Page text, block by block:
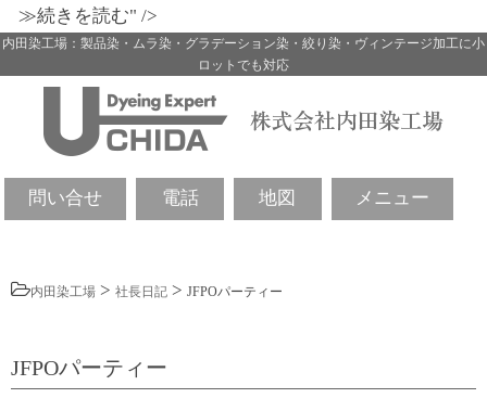
≫続きを読む" />
内田染工場：製品染・ムラ染・グラデーション染・絞り染・ヴィンテージ加工に小
ロットでも対応
問い合せ 電話 地図 メニュー
内田染工場 > 社長日記 > JFPOパーティー
JFPOパーティー